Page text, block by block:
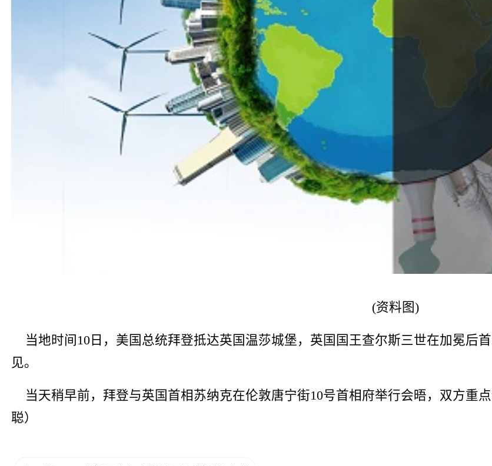
(资料图)
当地时间10日，美国总统拜登抵达英国温莎城堡，英国国王查尔斯三世在加冕后
见。
当天稍早前，拜登与英国首相苏纳克在伦敦唐宁街10号首相府举行会晤，双方重
聪）